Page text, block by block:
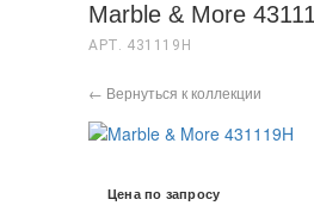
Marble & More
АРТ. 431119H
← Вернуться к коллекции
Цена по запросу